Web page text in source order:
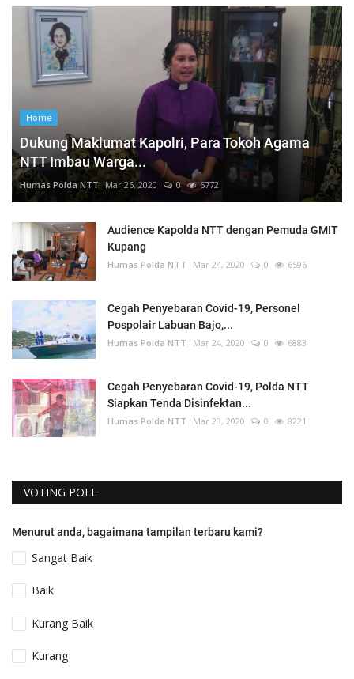
Home
Dukung Maklumat Kapolri, Para Tokoh Agama
NTT Imbau Warga...
Humas Polda NTT Mar 26, 2020 0 6772
Audience Kapolda NTT dengan Pemuda GMIT
Kupang
Humas Polda NTT Mar 24, 2020 0 6596
Cegah Penyebaran Covid-19, Personel
Pospolair Labuan Bajo,...
Humas Polda NTT Mar 24, 2020 0 6883
Cegah Penyebaran Covid-19, Polda NTT
Siapkan Tenda Disinfektan...
Humas Polda NTT Mar 23, 2020 0 8221
VOTING POLL
Menurut anda, bagaimana tampilan terbaru kami?
Sangat Baik
Baik
Kurang Baik
Kurang